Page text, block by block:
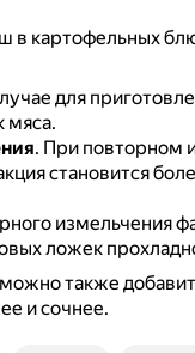
в картофельных
для
мяса.
. При повторном
становится
измельчения
ложек
также
и сочнее.